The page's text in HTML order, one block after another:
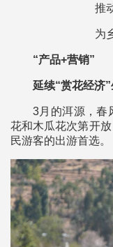
推
为
“产品+营销”
延续“赏花经济
3月的洱源，春
花和木瓜花次第开
民游客的出游首选。